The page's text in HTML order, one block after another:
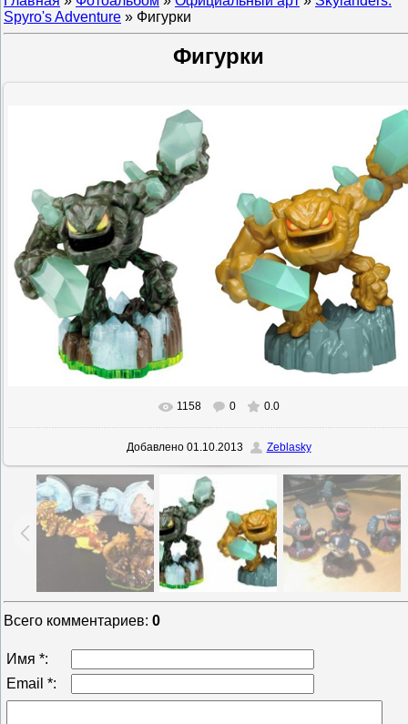
Spyro's Adventure » Фигурки
Фигурки
1158 0 0.0
Добавлено01.10.2013 Zeblasky
Всего комментариев: 0
Имя *:
Email *: